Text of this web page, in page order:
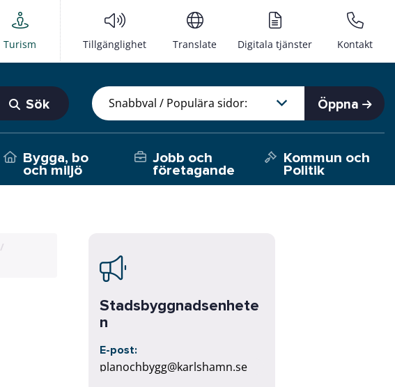
Turism Tillgänglighet Translate Digitala tjänster Kontakt
Sök Öppna
Bygga, bo
och miljö
Jobb och
företagande
Kommun och
Politik
Stadsbyggnadsenhete
n
E-post:
planochbygg@karlshamn.se